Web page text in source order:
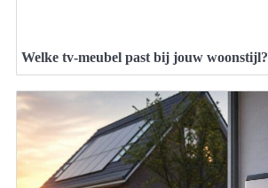
Welke tv-meubel past bij jouw woonstijl?